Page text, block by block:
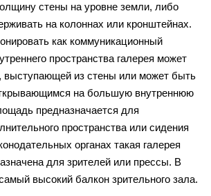
стены на уровне земли, либо
на колоннах или кронштейнах.
как коммуникационный
пространства галерея может
из стены или может быть
на большую внутреннюю
предназначается для
пространства или сидения
органах такая галерея
для зрителей или прессы. В
высокий балкон зрительного зала.